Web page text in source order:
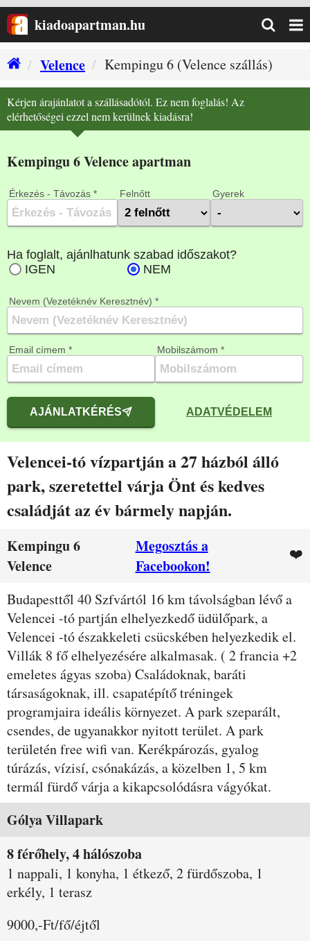
kiadoapartman.hu
Velence
Kempingu 6 (Velence szállás)
Kérjen árajánlatot a szállásadótól. Ez nem foglalás! Az
elérhetőségei ezzel nem kerülnek kiadásra!
Kempingu 6 Velence apartman
Érkezés - Távozás * Felnőtt Gyerek
Nevem (Vezetéknév Keresztnév) *
Email címem * Mobilszámom *
AJÁNLATKÉRÉS ADATVÉDELEM
Velencei-tó vízpartján a 27 házból álló
park, szeretettel várja Önt és kedves
családját az év bármely napján.
Kempingu 6
Velence
Megosztás a
Facebookon!
❤️
Leírás
Budapesttől 40 Szfvártól 16 km távolságban lévő a
Velencei -tó partján elhelyezkedő üdülőpark, a
Velencei -tó északkeleti csücskében helyezkedik el.
Villák 8 fő elhelyezésére alkalmasak. ( 2 francia +2
emeletes ágyas szoba) Családoknak, baráti
társaságoknak, ill. csapatépítő tréningek
programjaira ideális környezet. A park szeparált,
csendes, de ugyanakkor nyitott terület. A park
területén free wifi van. Kerékpározás, gyalog
túrázás, vízisí, csónakázás, a közelben 1, 5 km
termál fürdő várja a kikapcsolódásra vágyókat.
Szobák és árak
Gólya Villapark
8 férőhely, 4 hálószoba
1 nappali, 1 konyha, 1 étkező, 2 fürdőszoba, 1
erkély, 1 terasz
9000,-Ft/fő/éjtől